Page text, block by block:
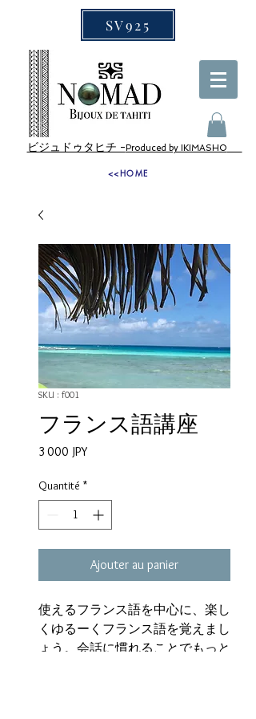
SV925
ビジュドゥタヒチ - Produced by IKIMASHO
<<HOME
SKU : f001
フランス語講座
3 000 JPYPrix
Quantité *
Ajouter au panier
使えるフランス語を中心に、楽し
くゆるーくフランス語を覚えまし
ょう。会話に慣れることでもっと